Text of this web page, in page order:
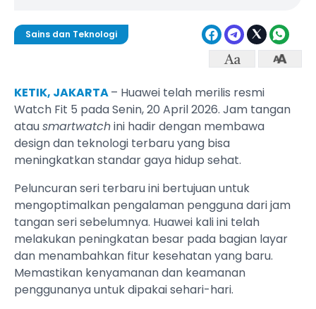
Sains dan Teknologi
KETIK, JAKARTA– Huawei telah merilis resmi
Watch Fit 5 pada Senin, 20 April 2026. Jam tangan
atausmartwatchini hadir dengan membawa
design dan teknologi terbaru yang bisa
meningkatkan standar gaya hidup sehat.
Peluncuran seri terbaru ini bertujuan untuk
mengoptimalkan pengalaman pengguna dari jam
tangan seri sebelumnya. Huawei kali ini telah
melakukan peningkatan besar pada bagian layar
dan menambahkan fitur kesehatan yang baru.
Memastikan kenyamanan dan keamanan
penggunanya untuk dipakai sehari-hari.